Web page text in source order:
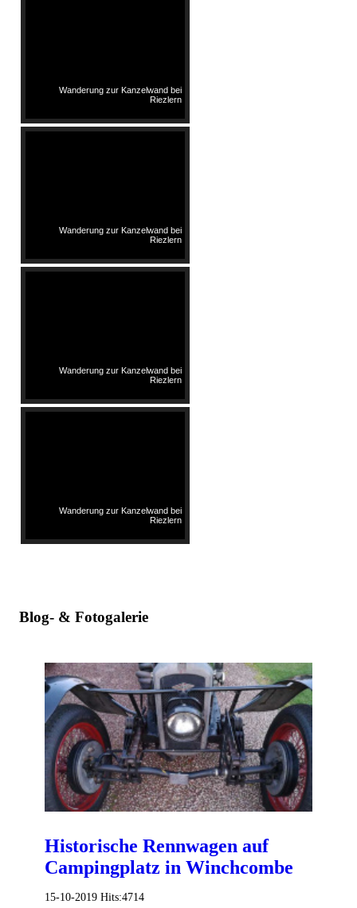
Wanderung zur Kanzelwand bei
Riezlern
Wanderung zur Kanzelwand bei
Riezlern
Wanderung zur Kanzelwand bei
Riezlern
Wanderung zur Kanzelwand bei
Riezlern
Blog- & Fotogalerie
Historische Rennwagen auf
Campingplatz in Winchcombe
15-10-2019 Hits:4714